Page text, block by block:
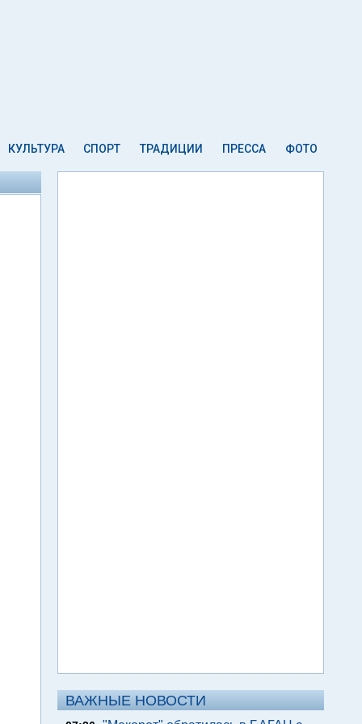
КУЛЬТУРА СПОРТ ТРАДИЦИИ ПРЕССА ФОТО
ВАЖНЫЕ НОВОСТИ